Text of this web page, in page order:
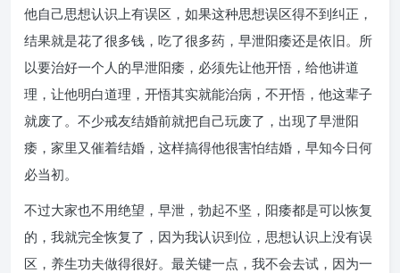
他自己思想认识上有误区，如果这种思想误区得不到纠正，
结果就是花了很多钱，吃了很多药，早泄阳痿还是依旧。所
以要治好一个人的早泄阳痿，必须先让他开悟，给他讲道
理，让他明白道理，开悟其实就能治病，不开悟，他这辈子
就废了。不少戒友结婚前就把自己玩废了，出现了早泄阳
痿，家里又催着结婚，这样搞得他很害怕结婚，早知今日何
必当初。
不过大家也不用绝望，早泄，勃起不坚，阳痿都是可以恢复
的，我就完全恢复了，因为我认识到位，思想认识上没有误
区，养生功夫做得很好。最关键一点，我不会去试，因为一